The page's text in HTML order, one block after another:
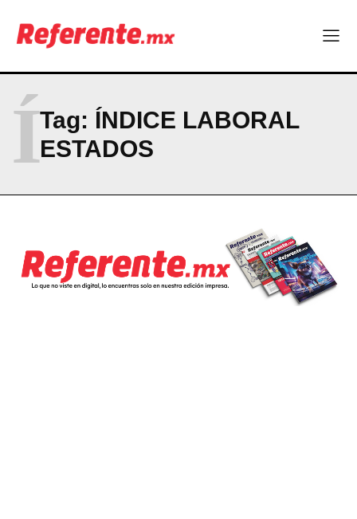
Company
PRIVACY POLICY
NEWSLETTER
Tag: ÍNDICE LABORAL
ESTADOS
Í